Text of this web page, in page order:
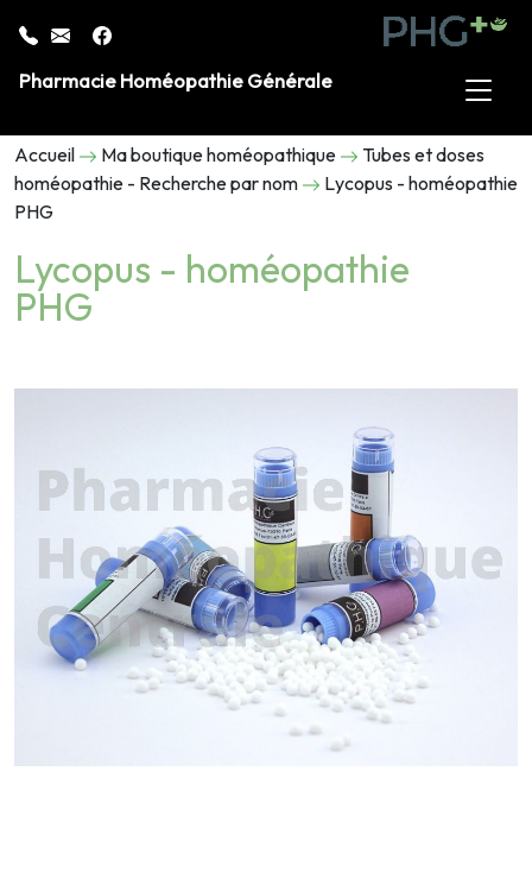
Pharmacie Homéopathie Générale
Accueil Ma boutique homéopathique
Tubes et doses
homéopathie - Recherche par nom
Lycopus - homéopathie
PHG
Lycopus - homéopathie
PHG